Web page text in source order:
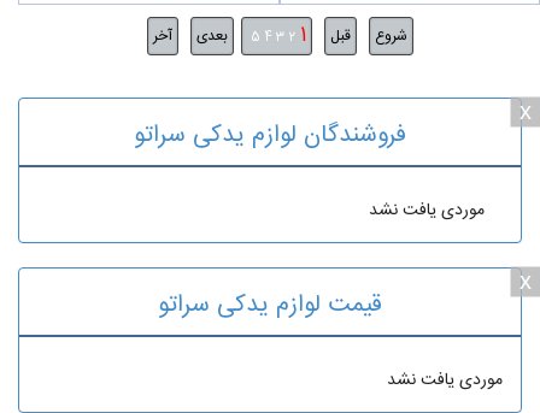
شروع قبل 1
2
3
4
5 بعدی آخر
x
فروشندگان لوازم یدکی سراتو
موردی یافت نشد
x
قیمت لوازم یدکی سراتو
موردی یافت نشد